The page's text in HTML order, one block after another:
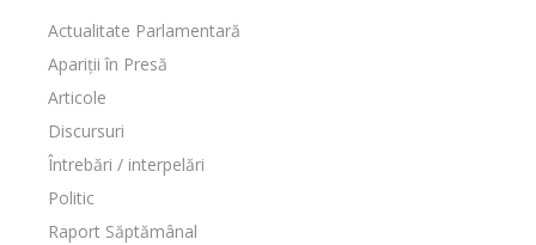
Actualitate Parlamentară
Apariții în Presă
Articole
Discursuri
Întrebări / interpelări
Politic
Raport Săptămânal